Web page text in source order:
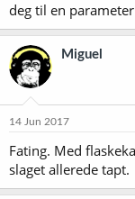
deg til en
Miguel
14 Jun 2017
Fating. Med
slaget allerede tapt.